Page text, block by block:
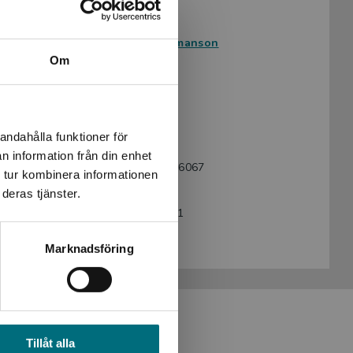
Om
funktioner för
information från din enhet
kombinera informationen
tjänster.
Marknadsföring
Tillåt alla
Vuxna
Författare:
Marie Hermanson
Bearbetare:
Ämnesområde:
Ensamhet
Språk:
Svenska
ISBN:
9789179496067
Utgivningsår:
45609-EB01